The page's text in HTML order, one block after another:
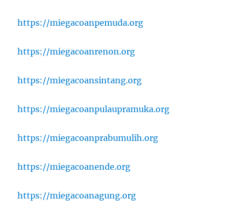
https://miegacoanpemuda.org
https://miegacoanrenon.org
https://miegacoansintang.org
https://miegacoanpulaupramuka.org
https://miegacoanprabumulih.org
https://miegacoanende.org
https://miegacoanagung.org